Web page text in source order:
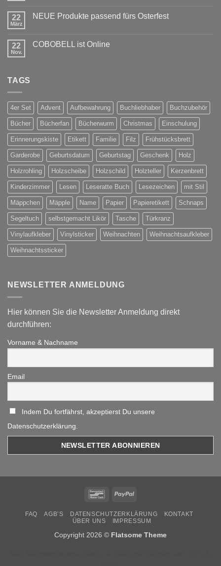
Weihnachten
Türe
22
März
NEUE Produkte passend fürs Osterfest
NEUE
22
Nov.
COBOBELL ist Online
TAGS
4er Set Advent Aufbewahrung Buchliebhaber Buchzubehör
Bücher Bücherfan Bücherwurm Christmas Einschulung
Erinnerungskiste Etikett Familie Filz Frühstücksbrett
Garderobe Geburtsdatum Geburtstag Geschenk Holz
Holzrohling Holzscheibe Holzschild Holzteller Kerzenbrett
Kinderzimmer Lesen Leseratte Buch Lesezeichen mit Stil
Mäppchen Mäpple Name Papier Papieretikett Schnaps
Segeltuch selbstgemacht Likör Tasche Türkranz
Vinylaufkleber Vinylsticker Weihnachten Weihnachtsaufkleber
Weihnachtssticker
NEWSLETTER ANMELDUNG
Hier können Sie die Newsletter Anmeldung direkt
durchführen:
Vorname & Nachname
Email
Indem Du fortfährst, akzeptierst Du unsere
Datenschutzerklärung.
BancontactPayPal
FAQ AGB’S DATENSCHUTZERKLÄRUNG
KONTAKT
ÜBER UNS
IMPRESSUM
Copyright 2026 © Flatsome Theme